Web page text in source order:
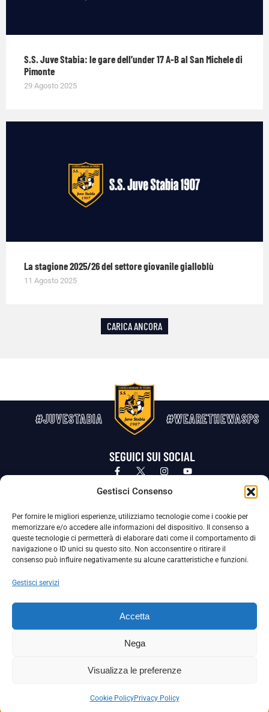
Gestisci Consenso
Per fornire le migliori esperienze, utilizziamo tecnologie come i cookie per
memorizzare e/o accedere alle informazioni del dispositivo. Il consenso a
queste tecnologie ci permetterà di elaborare dati come il comportamento di
navigazione o ID unici su questo sito. Non acconsentire o ritirare il
consenso può influire negativamente su alcune caratteristiche e funzioni.
Gestisci servizi
Accetta
Nega
Visualizza le preferenze
Cookie PolicyPrivacy Policy
S.S. Juve Stabia: le gare dell’under 17 A-B al San Michele di
Pimonte
29 Agosto 2025
La stagione 2025/26 del settore giovanile gialloblù
11 Agosto 2025
CARICA ANCORA
#JUVESTABIA #WEARETHEWASPS
SEGUICI SUI SOCIAL
Privacy Policy Cookie Policy
La Società ha nominato il Responsabile della Protezione dei Dati Personali (DPO), figura specializzata che vigila sulle modalità
adottate dalla nostra Società per tutelare i Suoi dati personali.
Per contattare il DPO può scrivere a
La Società ha inoltre adottato un proprio Codice Etico, consultabile al seguente link:
Scarica il Codice Etico
Copyright © 2024 – S.S. JUVE STABIA 1907 | P.IVA: 04246411211 | Tutti i diritti sono riservati | Made with